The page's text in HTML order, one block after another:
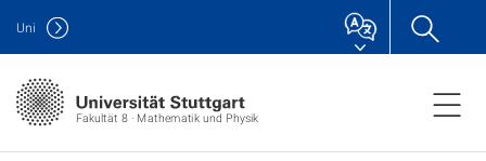
Fakultät 8 · Mathematik und Physik
Uni